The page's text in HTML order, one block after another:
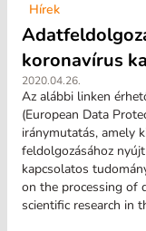
Hírek
koronavírus
2020.04.26.
Az alábbi linken
(European Data
iránymutatás, amely
feldolgozásához
kapcsolatos
on the processing of
scientific research in